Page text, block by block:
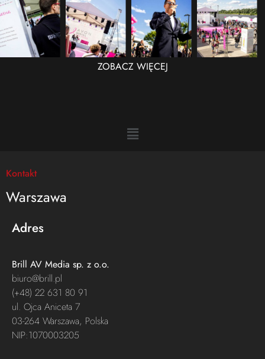
ZOBACZ WIĘCEJ
Kontakt
Warszawa
Adres
Brill AV Media sp. z o.o.​
biuro@brill.pl
(+48) 22 631 80 91
ul. Ojca Aniceta 7
03-264 Warszawa, Polska
NIP:1070003205